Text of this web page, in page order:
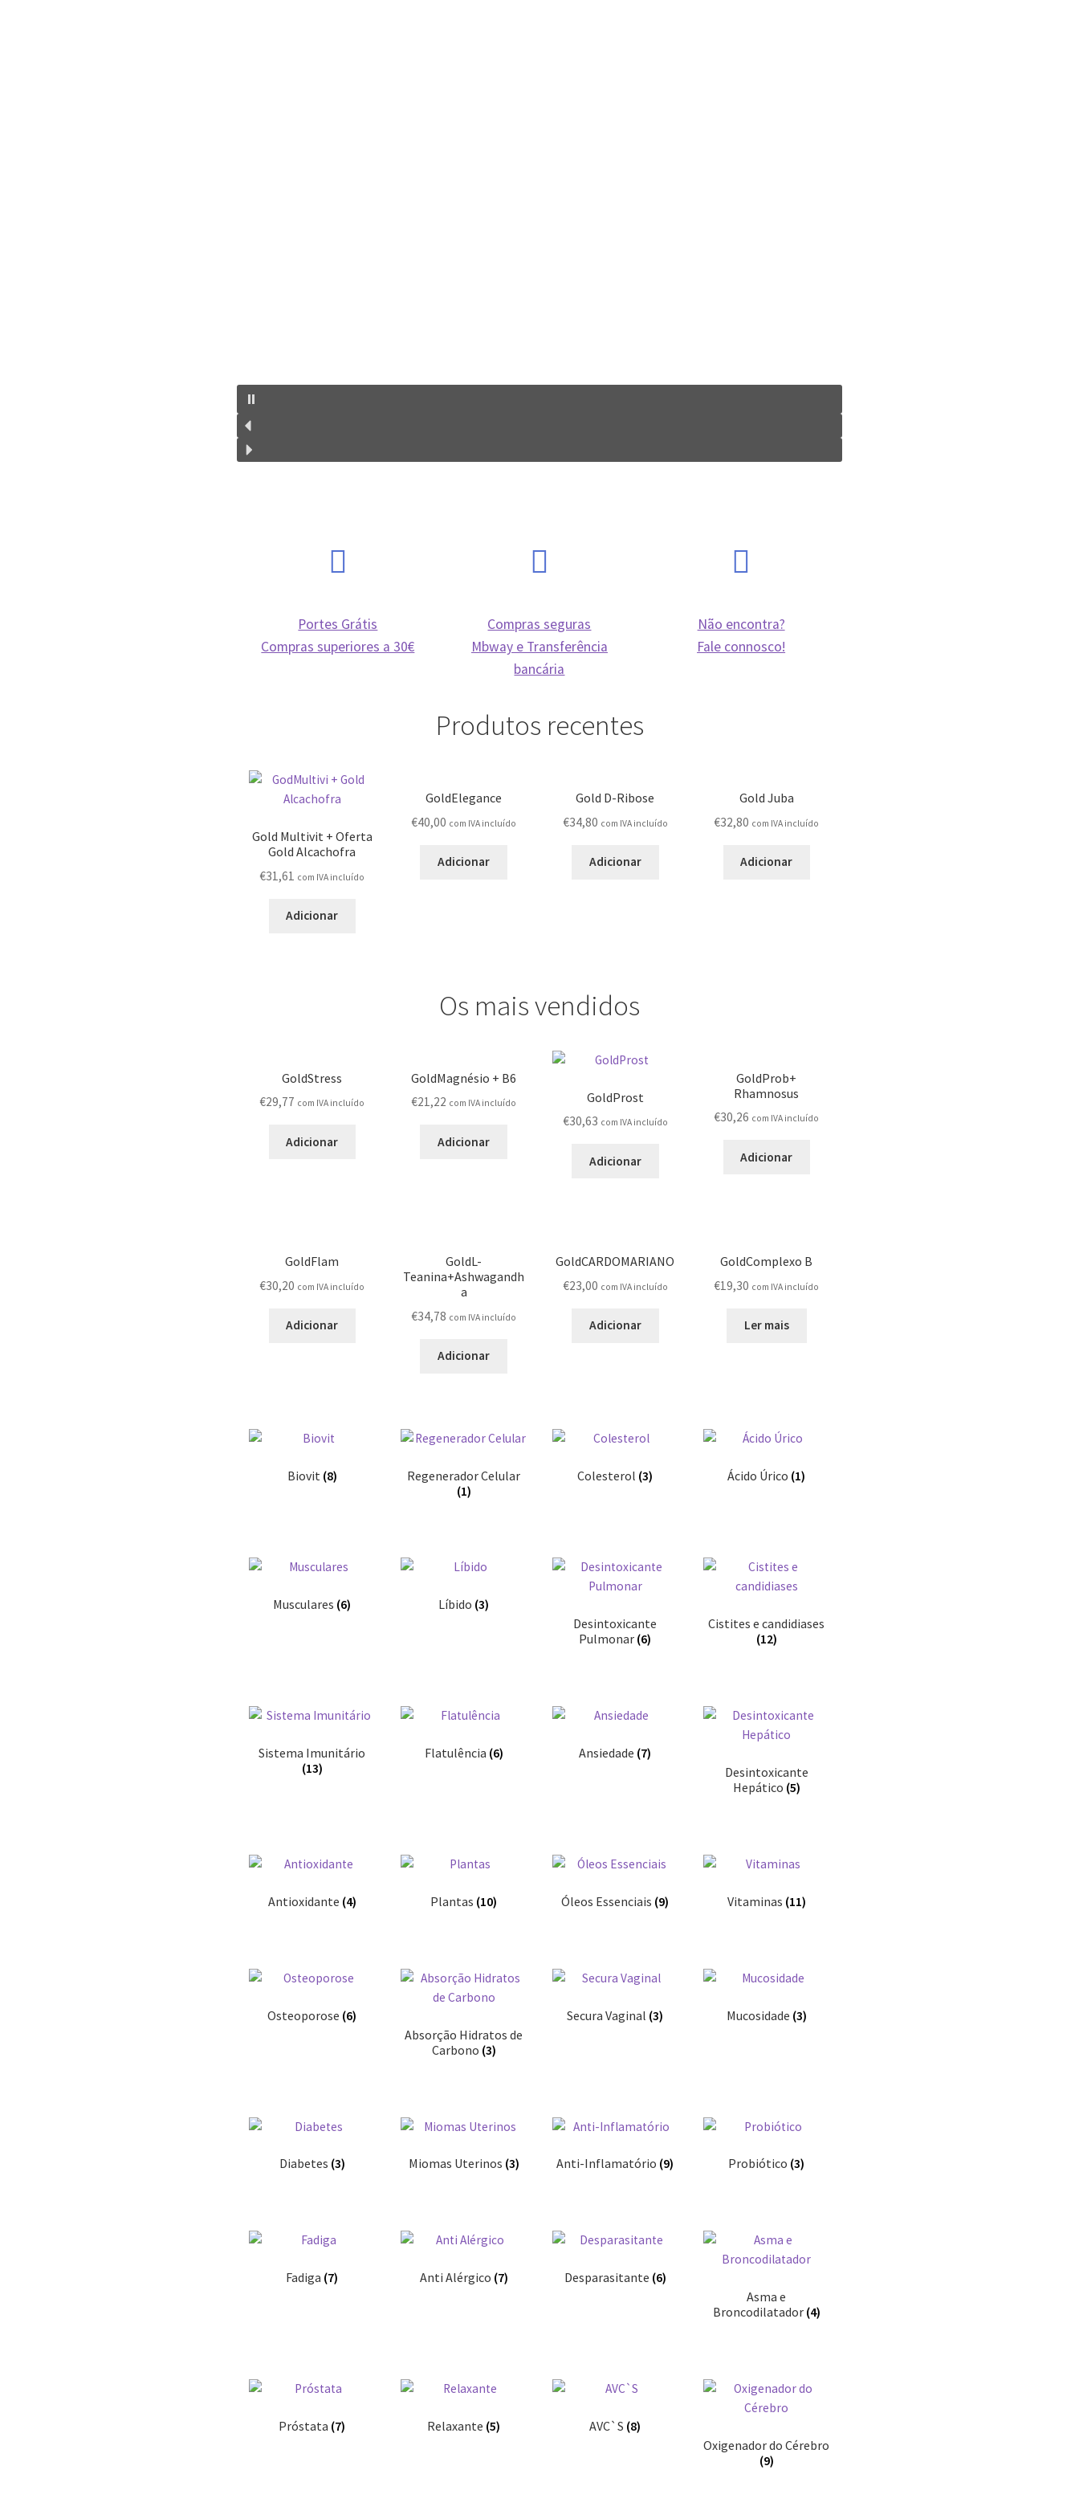
Portes Grátis
Compras superiores a 30€
Compras seguras
Mbway e Transferência
bancária
Não encontra?
Fale connosco!
Produtos recentes
Gold Multivit + Oferta
Gold Alcachofra
€31,61 com IVA incluído
Adicionar
GoldElegance
€40,00 com IVA incluído
Adicionar
Gold D-Ribose
€34,80 com IVA incluído
Adicionar
Gold Juba
€32,80 com IVA incluído
Adicionar
Os mais vendidos
GoldStress
€29,77 com IVA incluído
Adicionar
GoldMagnésio + B6
€21,22 com IVA incluído
Adicionar
GoldProst
€30,63 com IVA incluído
Adicionar
GoldProb+
Rhamnosus
€30,26 com IVA incluído
Adicionar
GoldFlam
€30,20 com IVA incluído
Adicionar
GoldL-
Teanina+Ashwagandh
a
€34,78 com IVA incluído
Adicionar
GoldCARDOMARIANO
€23,00 com IVA incluído
Adicionar
GoldComplexo B
€19,30 com IVA incluído
Ler mais
Biovit (8)
Regenerador Celular
(1)
Colesterol (3) Ácido Úrico (1)
Musculares (6) Líbido (3)
Desintoxicante
Pulmonar (6)
Cistites e candidiases
(12)
Sistema Imunitário
(13)
Flatulência (6) Ansiedade (7)
Desintoxicante
Hepático (5)
Antioxidante (4) Plantas (10) Óleos Essenciais (9) Vitaminas (11)
Osteoporose (6)
Absorção Hidratos de
Carbono (3)
Secura Vaginal (3) Mucosidade (3)
Diabetes (3) Miomas Uterinos (3) Anti-Inflamatório (9) Probiótico (3)
Fadiga (7) Anti Alérgico (7) Desparasitante (6)
Asma e
Broncodilatador (4)
Próstata (7) Relaxante (5) AVC`S (8)
Oxigenador do Cérebro
(9)